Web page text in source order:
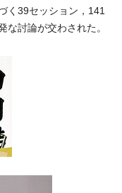
く39セッション，141
な討論が交わされた。